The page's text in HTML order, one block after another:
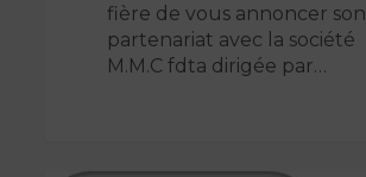
fière de vous annoncer son
partenariat avec la société
M.M.C fdta dirigée par…